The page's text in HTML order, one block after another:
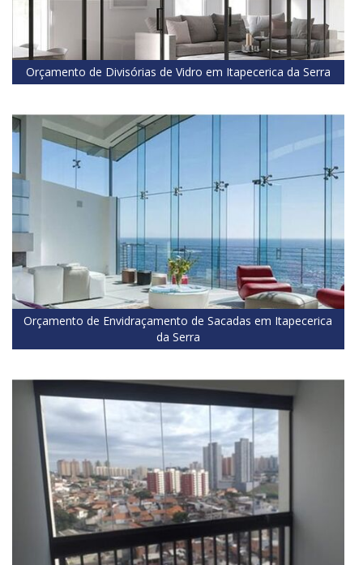
Orçamento de Divisórias de Vidro em Itapecerica da Serra
Orçamento de Envidraçamento de Sacadas em Itapecerica
da Serra